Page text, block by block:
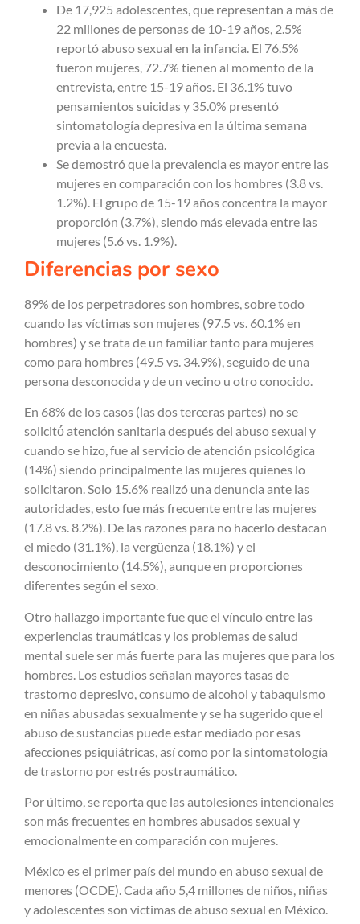
De 17,925 adolescentes, que representan a más de
22 millones de personas de 10-19 años, 2.5%
reportóabuso sexual en la infancia. El 76.5%
fueron mujeres, 72.7% tienen al momento de la
entrevista, entre 15-19 años. El 36.1% tuvo
pensamientos suicidas y 35.0% presentó
sintomatología depresiva en la última semana
previa a la encuesta.
Se demostró que la prevalencia es mayor entre las
mujeres en comparación con los hombres (3.8 vs.
1.2%). El grupo de 15-19 años concentra la mayor
proporción (3.7%), siendo más elevada entre las
mujeres (5.6 vs. 1.9%).
Diferencias por sexo
89% de los perpetradores son hombres, sobre todo
cuando las víctimas son mujeres (97.5 vs. 60.1% en
hombres) y se trata de un familiar tanto para mujeres
como para hombres (49.5 vs. 34.9%), seguido de una
persona desconocida y de un vecino u otro conocido.
En 68% de los casos (las dos terceras partes) no se
solicitó́ atención sanitaria después del abuso sexual y
cuando se hizo, fue al servicio de atención psicológica
(14%) siendo principalmente las mujeres quienes lo
solicitaron. Solo 15.6% realizó una denuncia ante las
autoridades, esto fue más frecuente entre las mujeres
(17.8 vs. 8.2%). De las razones para no hacerlo destacan
el miedo (31.1%), la vergüenza (18.1%) y el
desconocimiento (14.5%), aunque en proporciones
diferentes según el sexo.
Otro hallazgo importante fue que el vínculo entre las
experiencias traumáticas y los problemas de salud
mental suele ser más fuerte para las mujeres que para los
hombres. Los estudios señalan mayores tasas de
trastorno depresivo, consumo de alcohol y tabaquismo
en niñas abusadas sexualmentey se ha sugerido que el
abuso de sustancias puede estar mediado por esas
afecciones psiquiátricas, así como por la sintomatología
de trastorno por estrés postraumático.
Por último, se reporta que las autolesiones intencionales
son más frecuentes en hombres abusados sexual y
emocionalmente en comparación con mujeres.
México es el primer país del mundo en abuso sexual de
menores (OCDE). Cada año 5,4 millones de niños, niñas
y adolescentes son víctimas de abuso sexual en México.